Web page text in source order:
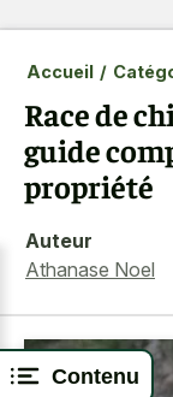
Contenu
Accueil /
Race de
guide
propriété
Auteur
Athanase Noel